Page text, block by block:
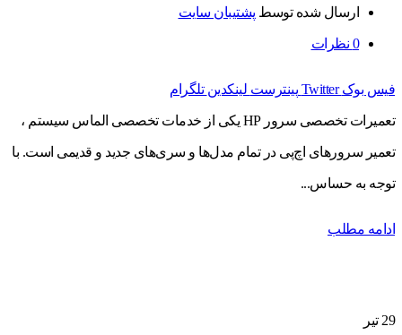
ارسال شده توسط پشتیبان سایت
0 نظرات
فیس بوک Twitter پینترست لینکدین تلگرام
تعمیرات تخصصی سرور HP یکی از خدمات تخصصی الماس سیستم ،
تعمیر سرورهای اچ‌پی در تمام مدل‌ها و سری‌های جدید و قدیمی است. با
توجه به حساس...
ادامه مطلب
29 تیر